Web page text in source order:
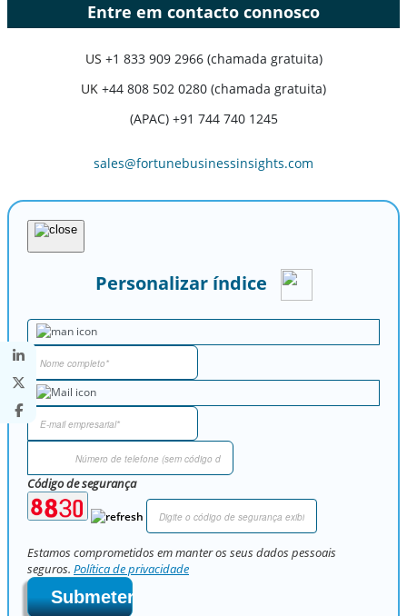
Entre em contacto connosco
US +1 833 909 2966 (chamada gratuita)
UK +44 808 502 0280 (chamada gratuita)
(APAC) +91 744 740 1245
sales@fortunebusinessinsights.com
Personalizar índice
Código de segurança
Estamos comprometidos em manter os seus dados pessoais
seguros. Política de privacidade
Submeter